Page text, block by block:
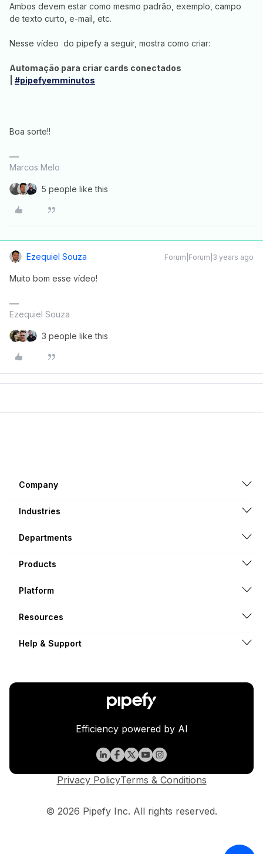
Ambos devem estar como mesmo padrão, exemplo, campo
de texto curto, e-mail, etc.
Nesse vídeo do pipefy a seguir, mostra como criar:
Automação para criar cards conectados
#pipefyemminutos
Boa sorte!!
Marcos Melo
5 people like this
Ezequiel Souza Forum|Forum|3 years ago
Muito bom esse vídeo!
Ezequiel Souza
3 people like this
Company
Industries
Departments
Products
Platform
Resources
Help & Support
Efficiency powered by AI
© 2026 Pipefy Inc. All rights reserved.
Privacy PolicyTerms & Conditions